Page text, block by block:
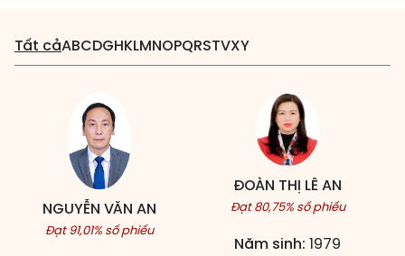
Tất cảABCDGHKLMNOPQRSTVXY
NGUYỄN VĂN AN
Đạt 91,01% số phiếu
ĐOÀN THỊ LÊ AN
Đạt 80,75% số phiếu
Năm sinh: 1979